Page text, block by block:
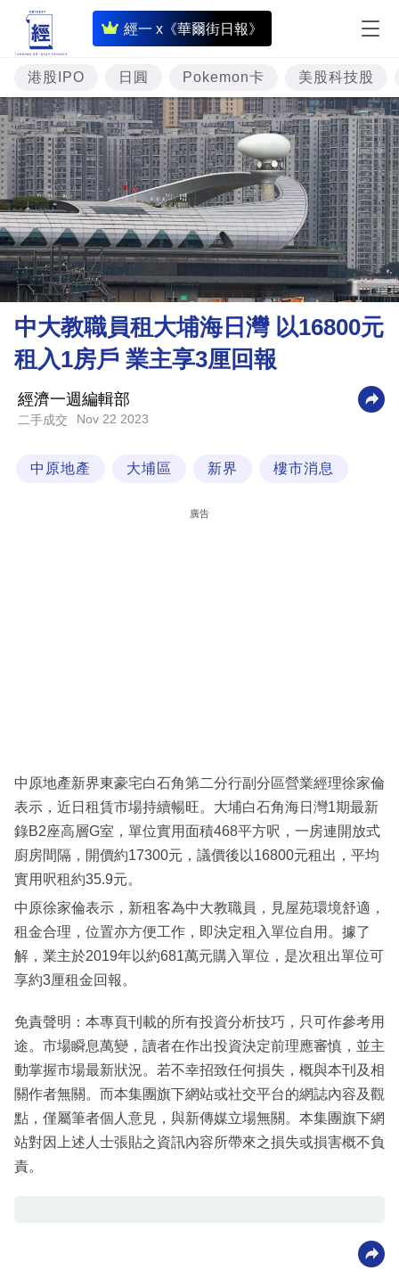
經一 x《華爾街日報》
即
時
財
經
專
題
投
資
樓
市
理
財
商
業
科
區
港股IPO 日圓 Pokemon卡 美股科技股
中大教職員租大埔海日灣 以16800元
租入1房戶 業主享3厘回報
經濟一週編輯部
二手成交 Nov 22 2023
中原地產 大埔區 新界 樓市消息
廣告
中原地產新界東豪宅白石角第二分行副分區營業經理徐家倫
表示，近日租賃市場持續暢旺。大埔白石角海日灣1期最新
錄B2座高層G室，單位實用面積468平方呎，一房連開放式
廚房間隔，開價約17300元，議價後以16800元租出，平均
實用呎租約35.9元。
中原徐家倫表示，新租客為中大教職員，見屋苑環境舒適，
租金合理，位置亦方便工作，即決定租入單位自用。據了
解，業主於2019年以約681萬元購入單位，是次租出單位可
享約3厘租金回報。
免責聲明：本專頁刊載的所有投資分析技巧，只可作參考用
途。市場瞬息萬變，讀者在作出投資決定前理應審慎，並主
動掌握市場最新狀況。若不幸招致任何損失，概與本刊及相
關作者無關。而本集團旗下網站或社交平台的網誌內容及觀
點，僅屬筆者個人意見，與新傳媒立場無關。本集團旗下網
站對因上述人士張貼之資訊內容所帶來之損失或損害概不負
責。